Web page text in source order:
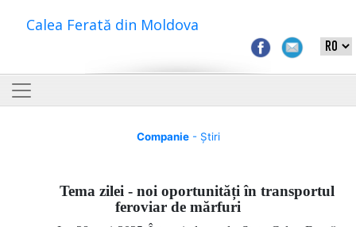
Calea Ferată din Moldova
Companie- Știri
Tema zilei - noi oportunități în transportul
feroviar de mărfuri